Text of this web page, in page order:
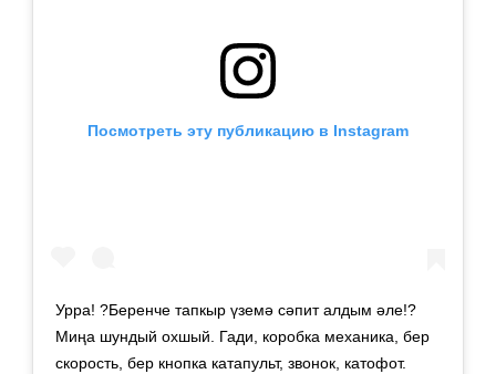
Посмотреть эту публикацию в Instagram
Урра! ?Беренче тапкыр үземә сәпит алдым әле!?
Миңа шундый охшый. Гади, коробка механика, бер
скорость, бер кнопка катапульт, звонок, катофот.